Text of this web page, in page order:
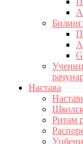
Настава
Ритам